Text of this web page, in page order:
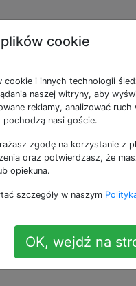
aby można było
cookie
cookie i innych technologii
naszej witryny, aby
reklamy, analizować ruch
pochodzą nasi goście.
zgodę na korzystanie z
oraz potwierdzasz, że
opiekuna.
szczegóły w naszym
OK, wejdź na